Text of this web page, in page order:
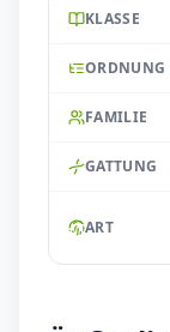
KLASSE
ORDNUNG
FAMILIE
GATTUNG
ART